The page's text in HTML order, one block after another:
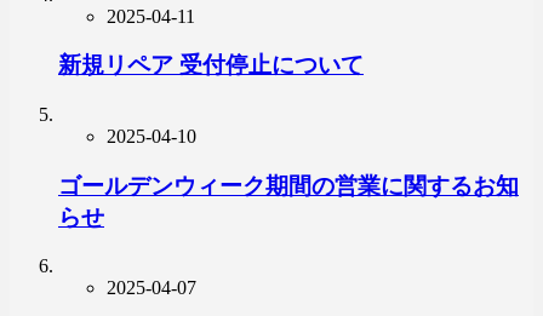
2025-04-11
新規リペア 受付停止について
2025-04-10
ゴールデンウィーク期間の営業に関するお知
らせ
2025-04-07